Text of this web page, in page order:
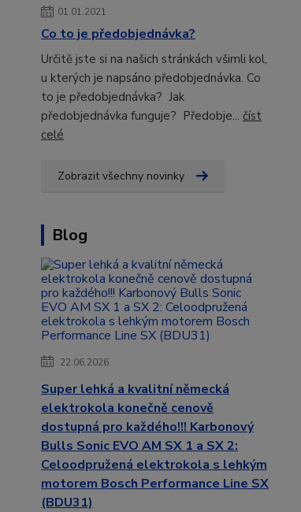
01.01.2021
Co to je předobjednávka?
Určitě jste si na našich stránkách všimli kol,
u kterých je napsáno předobjednávka. Co
to je předobjednávka? Jak
předobjednávka funguje? Předobje... číst
celé
Zobrazit všechny novinky
Blog
22.06.2026
Super lehká a kvalitní německá
elektrokola konečně cenově
dostupná pro každého!!! Karbonový
Bulls Sonic EVO AM SX 1 a SX 2:
Celoodpružená elektrokola s lehkým
motorem Bosch Performance Line SX
(BDU31)